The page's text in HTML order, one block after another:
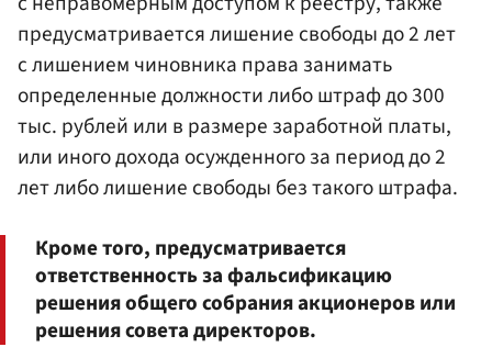
предусматривается лишение свободы до 2 лет
с лишением чиновника права занимать
определенные должности либо штраф до 300
тыс. рублей или в размере заработной платы,
или иного дохода осужденного за период до 2
лет либо лишение свободы без такого штрафа.
Кроме того, предусматривается
ответственность за фальсификацию
решения общего собрания акционеров или
решения совета директоров.